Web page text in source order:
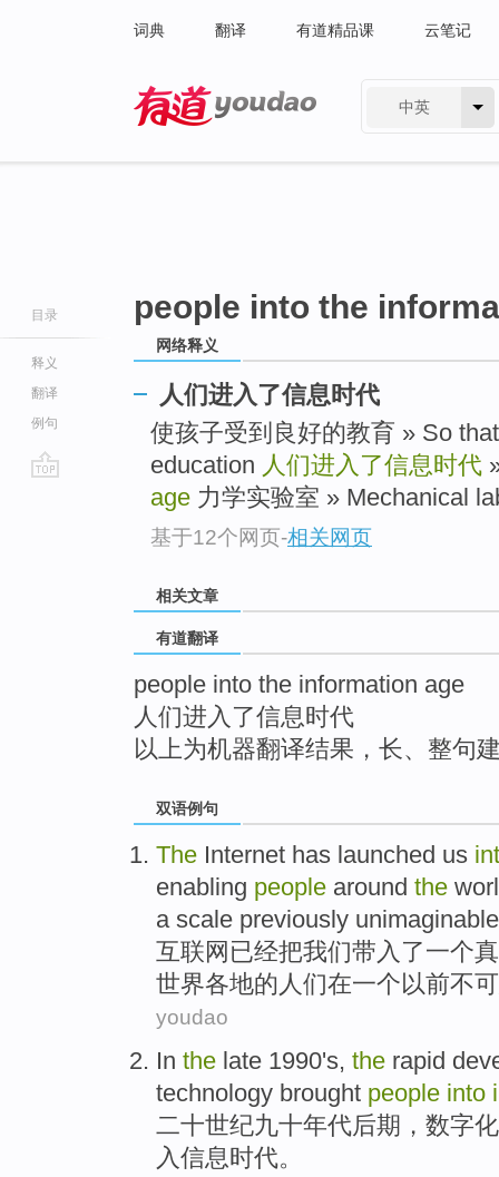
词典 翻译 有道精品课 云笔记
中英
目录
释义
翻译
例句
people into the
网络释义
人们进入了信息时代
使孩子受到良好的教育 » So
education 人们进入了信息时代
age 力学实验室 » Mechanical
基于12个网页-相关网页
相关文章
有道翻译
people into the information age
人们进入了信息时代
以上为机器翻译结果，长、整句
双语例句
The Internet has launched us
enabling people around the
a scale previously unimaginable
互联网 已经把我们带入了一个
世界各地的 人们在一个以前不
youdao
In the late 1990's, the rapid
technology brought people into
二十世纪九十年代后期 ，数字化
入信息时代。